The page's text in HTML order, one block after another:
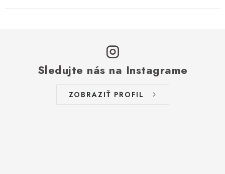
Sledujte nás na Instagrame
ZOBRAZIŤ PROFIL